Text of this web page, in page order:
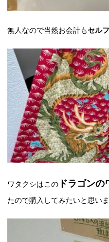
無人なので当然お会計もセルフ
ワタクシはこの ドラゴン
たので購入してみたいと思いま